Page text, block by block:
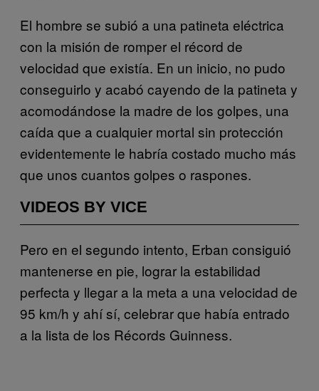
El hombre se subió a una patineta eléctrica
con la misión de romper el récord de
velocidad que existía. En un inicio, no pudo
conseguirlo y acabó cayendo de la patineta y
acomodándose la madre de los golpes, una
caída que a cualquier mortal sin protección
evidentemente le habría costado mucho más
que unos cuantos golpes o raspones.
VIDEOS BY VICE
Pero en el segundo intento, Erban consiguió
mantenerse en pie, lograr la estabilidad
perfecta y llegar a la meta a una velocidad de
95 km/h y ahí sí, celebrar que había entrado
a la lista de los Récords Guinness.